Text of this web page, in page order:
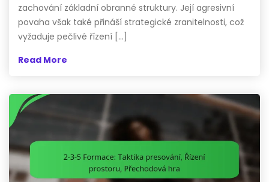
zachování základní obranné struktury. Její agresivní
povaha však také přináší strategické zranitelnosti, což
vyžaduje pečlivé řízení […]
Read More